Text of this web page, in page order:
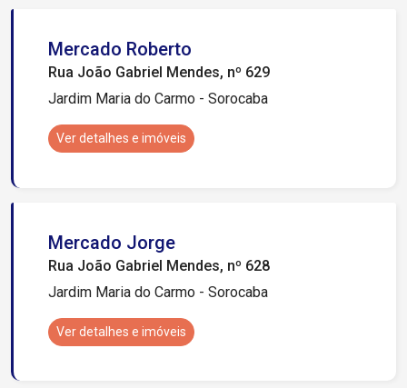
Mercado Roberto
Rua João Gabriel Mendes, nº 629
Jardim Maria do Carmo - Sorocaba
Ver detalhes e imóveis
Mercado Jorge
Rua João Gabriel Mendes, nº 628
Jardim Maria do Carmo - Sorocaba
Ver detalhes e imóveis